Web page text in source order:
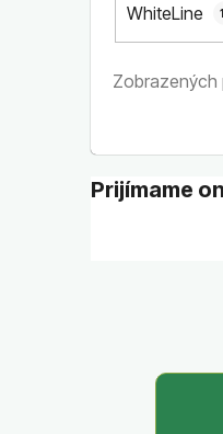
WhiteLine
Zobrazených
Prijímame